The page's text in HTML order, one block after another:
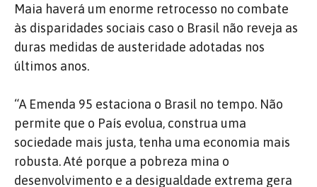
Maia haverá um enorme retrocesso no combate
às disparidades sociais caso o Brasil não reveja as
duras medidas de austeridade adotadas nos
últimos anos.
“A Emenda 95 estaciona o Brasil no tempo. Não
permite que o País evolua, construa uma
sociedade mais justa, tenha uma economia mais
robusta. Até porque a pobreza mina o
desenvolvimento e a desigualdade extrema gera